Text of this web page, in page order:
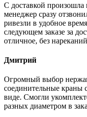
С доставкой произошла
менеджер сразу
ривезли в удобное
следующем заказе за
отличное, без нареканий
Дмитрий
Огромный выбор
соединительные краны
виде. Смогли
разных диаметром в